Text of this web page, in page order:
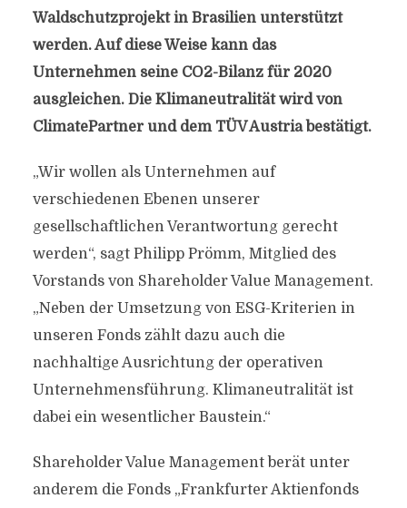
Waldschutzprojekt in Brasilien unterstützt
werden. Auf diese Weise kann das
Unternehmen seine CO2-Bilanz für 2020
ausgleichen. Die Klimaneutralität wird von
ClimatePartner und dem TÜV Austria bestätigt.
„Wir wollen als Unternehmen auf
verschiedenen Ebenen unserer
gesellschaftlichen Verantwortung gerecht
werden“, sagt Philipp Prömm, Mitglied des
Vorstands von Shareholder Value Management.
„Neben der Umsetzung von ESG-Kriterien in
unseren Fonds zählt dazu auch die
nachhaltige Ausrichtung der operativen
Unternehmensführung. Klimaneutralität ist
dabei ein wesentlicher Baustein.“
Shareholder Value Management berät unter
anderem die Fonds „Frankfurter Aktienfonds